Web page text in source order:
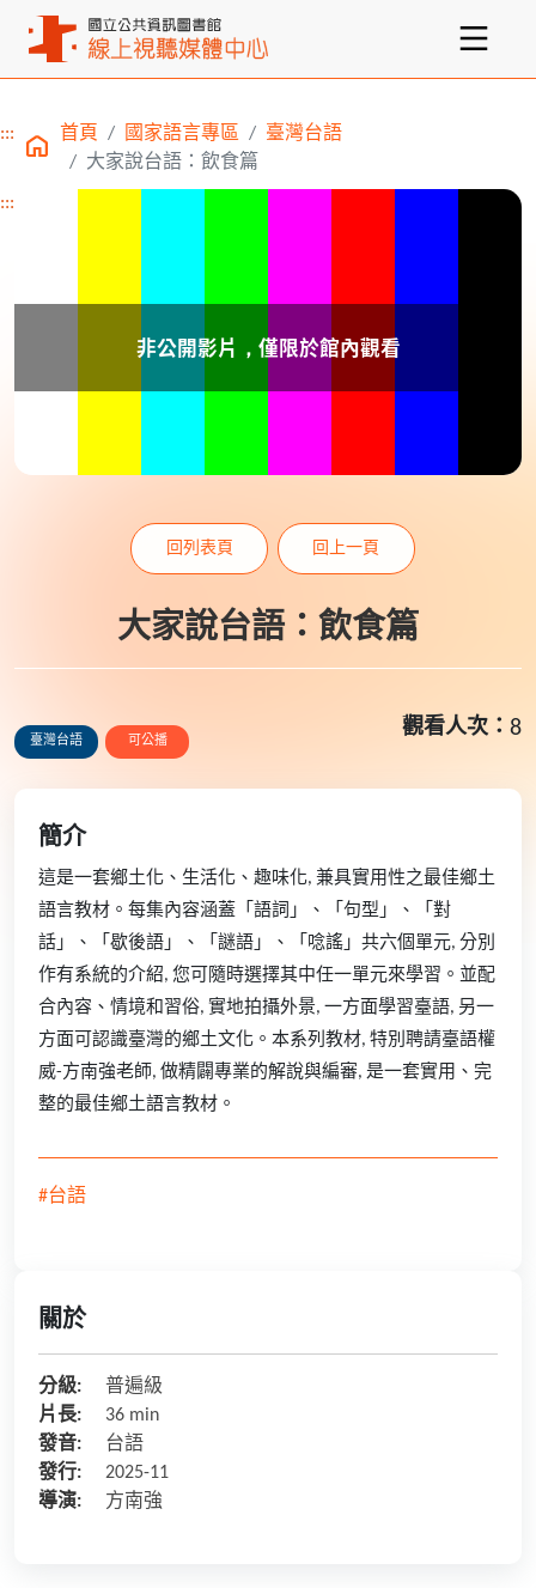
主要內容區塊
::: 首頁 國家語言專區
臺灣台語
大家說台語：飲食篇
:::
大家說台語：飲食篇
回列表頁 回上一頁
臺灣台語 可公播
觀看人次： 8
簡介
這是一套鄉土化、生活化、趣味化, 兼具實用性之最佳鄉土
語言教材。每集內容涵蓋「語詞」、「句型」、「對
話」、「歇後語」、「謎語」、「唸謠」共六個單元, 分別
作有系統的介紹, 您可隨時選擇其中任一單元來學習。並配
合內容、情境和習俗, 實地拍攝外景, 一方面學習臺語, 另一
方面可認識臺灣的鄉土文化。本系列教材, 特別聘請臺語權
威-方南強老師, 做精闢專業的解說與編審, 是一套實用、完
整的最佳鄉土語言教材。
#台語
關於
分級:
普遍級
片長:
36 min
發音:
台語
發行:
2025-11
導演:
方南強